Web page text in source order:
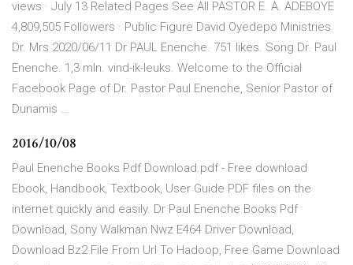
views · July 13 Related Pages See All PASTOR E. A. ADEBOYE
4,809,505 Followers · Public Figure David Oyedepo Ministries
Dr. Mrs 2020/06/11 Dr PAUL Enenche. 751 likes. Song Dr. Paul
Enenche. 1,3 mln. vind-ik-leuks. Welcome to the Official
Facebook Page of Dr. Pastor Paul Enenche, Senior Pastor of
Dunamis …
2016/10/08
Paul Enenche Books Pdf Download.pdf - Free download
Ebook, Handbook, Textbook, User Guide PDF files on the
internet quickly and easily. Dr Paul Enenche Books Pdf
Download, Sony Walkman Nwz E464 Driver Download,
Download Bz2 File From Url To Hadoop, Free Game Download